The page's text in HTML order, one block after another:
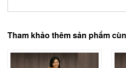
Tham khảo thêm sản phẩm